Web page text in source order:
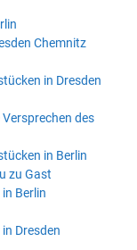
Chemnitz
in Dresden
des
in Berlin
zu Gast
Berlin
Dresden